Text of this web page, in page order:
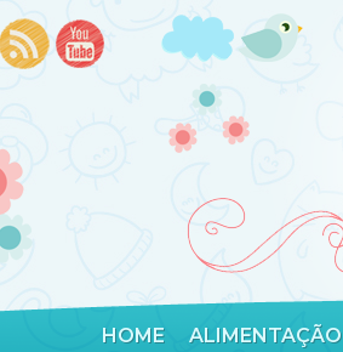
HOME ALIMENTAÇÃO